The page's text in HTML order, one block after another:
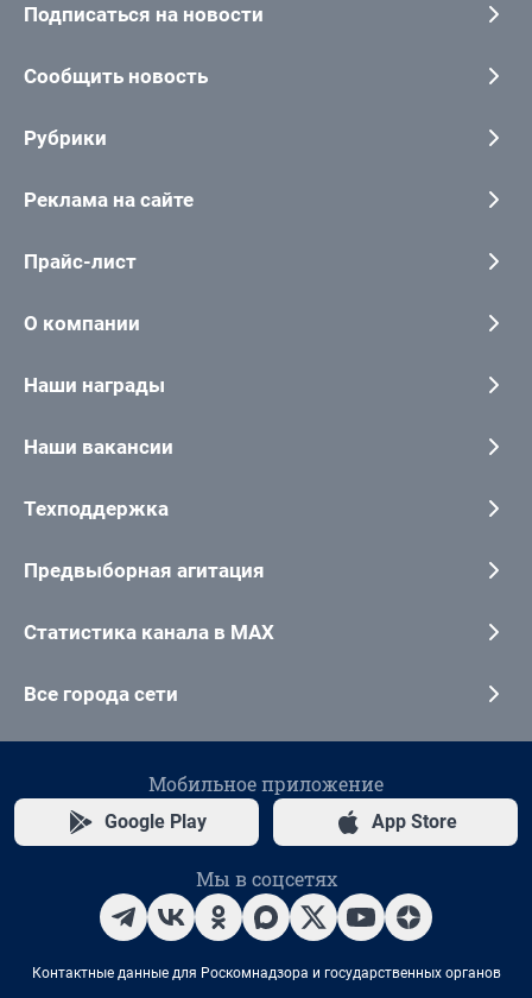
Подписаться на новости
Сообщить новость
Рубрики
Реклама на сайте
Прайс-лист
О компании
Наши награды
Наши вакансии
Техподдержка
Предвыборная агитация
Статистика канала в MAX
Все города сети
Мобильное приложение
Google Play App Store
Мы в соцсетях
Контактные данные для Роскомнадзора и государственных органов